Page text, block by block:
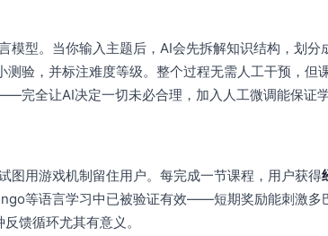
型。当你输入主题后，AI会先拆解知识结构，划分
验，并标注难度等级。整个过程无需人工干预，但
完全让AI决定一切未必合理，加入人工微调能保证学
图用游戏机制留住用户。每完成一节课程，用户获得
等语言学习中已被验证有效——短期奖励能刺激多
馈循环尤其有意义。